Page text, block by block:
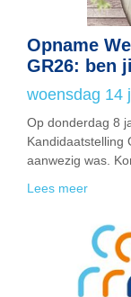
Opname
GR26: ben
woensdag 14
Op donderdag 8
Kandidaatstelling
aanwezig was.
Lees meer